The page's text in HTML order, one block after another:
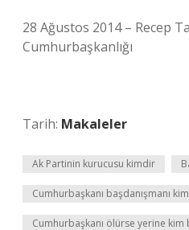
28 Ağustos 2014 – Recep
Cumhurbaşkanlığı
Tarih: Makaleler
Ak Partinin kurucusu kimdir
Cumhurbaşkanı başdanışmanı kim
Cumhurbaşkanı ölürse yerine kim